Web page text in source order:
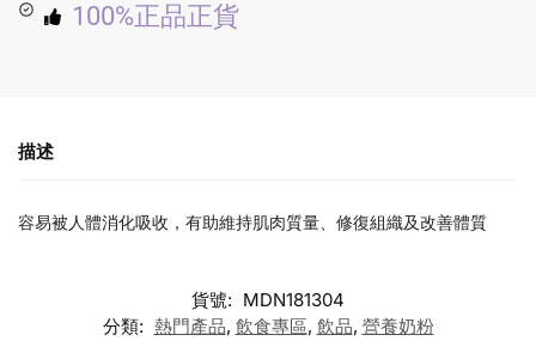
100%正品正貨
描述
容易被人體消化吸收，有助維持肌肉質量、修復組織及改善體質
貨號: MDN181304
分類: 熱門產品, 飲食專區, 飲品, 營養奶粉